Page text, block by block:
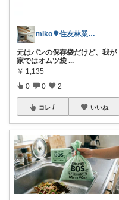
miko🌳住友林業の家の暮らし×子育て
元はパンの保存袋だけど、我が
家ではオムツ袋 ...
￥ 1,135
0 0 2
コレ いいね